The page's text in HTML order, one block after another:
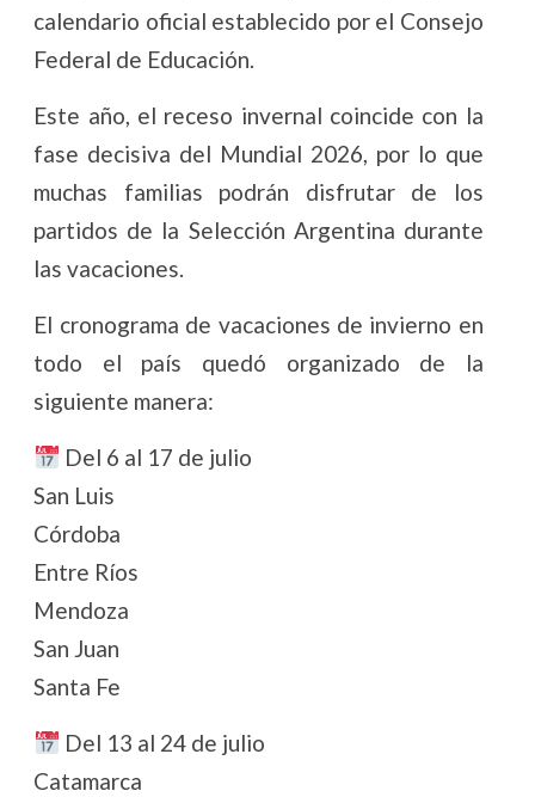
calendario oficial establecido por el Consejo
Federal de Educación.
Este año, el receso invernal coincide con la
fase decisiva del Mundial 2026, por lo que
muchas familias podrán disfrutar de los
partidos de la Selección Argentina durante
las vacaciones.
El cronograma de vacaciones de invierno en
todo el país quedó organizado de la
siguiente manera:
Del 6 al 17 de julio
San Luis
Córdoba
Entre Ríos
Mendoza
San Juan
Santa Fe
Del 13 al 24 de julio
Catamarca